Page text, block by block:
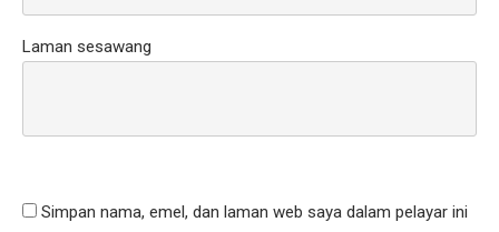
Laman sesawang
Simpan nama, emel, dan laman web saya dalam pelayar ini